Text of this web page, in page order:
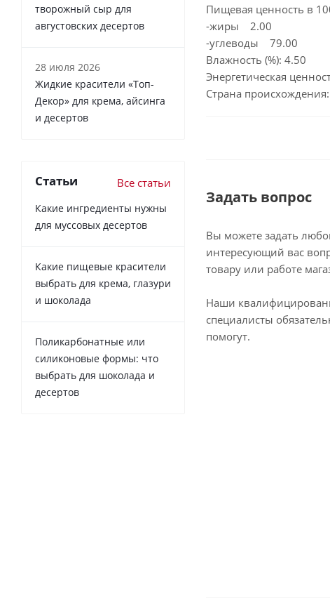
Пищевая ценность в
-жиры 2.00
-углеводы 79.00
Влажность (%): 4.50
Энергетическая
Страна
Задать вопрос
Вы можете задать
интересующий вас
товару или работе
Наши
специалисты
помогут.
творожный сыр для
августовских десертов
28 июля 2026
Жидкие красители «Топ-
Декор» для крема, айсинга
и десертов
Статьи Все статьи
Какие ингредиенты нужны
для муссовых десертов
Какие пищевые красители
выбрать для крема, глазури
и шоколада
Поликарбонатные или
силиконовые формы: что
выбрать для шоколада и
десертов